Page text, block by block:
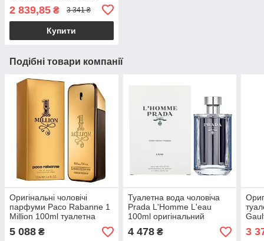
деревний аромат
2 839,85 ₴ 3 341 ₴
Купити
Подібні товари компанії
Оригінальні чоловічі
парфуми Paco Rabanne 1
Million 100ml туалетна
вода, деревно-пряний
цитрусовий аромат
5 088 ₴
Туалетна вода чоловіча
Prada L'Homme L'eau
100ml оригінальний
тестер, пудровий
деревний аромат
4 478₴ 3